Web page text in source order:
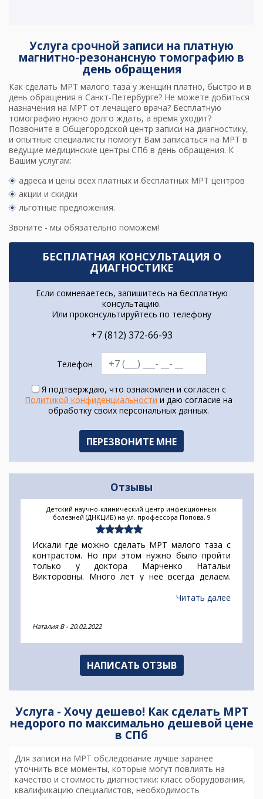
Услуга срочной записи на платную
магнитно-резонансную томографию в
день обращения
Как сделать МРТ малого таза у женщин платно, быстро и в
день обращения в Санкт-Петербурге? Не можете добиться
назначения на МРТ от лечащего врача? Бесплатную
томографию нужно долго ждать, а время уходит?
Позвоните в Общегородской центр записи на диагностику,
и опытные специалисты помогут Вам записаться на МРТ в
ведущие медицинские центры СПб в день обращения. К
Вашим услугам:
адреса и цены всех платных и бесплатных МРТ центров
акции и скидки
льготные предложения.
Звоните - мы обязательно поможем!
БЕСПЛАТНАЯ КОНСУЛЬТАЦИЯ О
ДИАГНОСТИКЕ
Если сомневаетесь, запишитесь на бесплатную
консультацию.
Или проконсультируйтесь по телефону
+7 (812) 372-66-93
Телефон
Я подтверждаю, что ознакомлен и согласен с
Политикой конфиденциальности и даю согласие на
обработку своих персональных данных.
Отзывы
Детский научно-клинический центр инфекционных
болезней (ДНКЦИБ) на ул. профессора Попова, 9
Искали где можно сделать МРТ малого таза с
контрастом. Но при этом нужно было пройти
только у доктора Марченко Натальи
Викторовны. Много лет у неё всегда делаем.
не могли до них дозвониться. Однако,
записалась. Отличный и нужный сервис.
Читать далее
Наталия В - 20.02.2022
НАПИСАТЬ ОТЗЫВ
Услуга - Хочу дешево! Как сделать МРТ
недорого по максимально дешевой цене
в СПб
Для записи на МРТ обследование лучше заранее
уточнить все моменты, которые могут повлиять на
качество и стоимость диагностики: класс оборудования,
квалификацию специалистов, необходимость